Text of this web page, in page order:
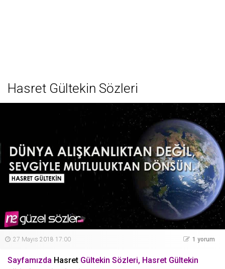
Hasret Gültekin Sözleri
27 Mayıs 2018 17:00 1 yorum
Sayfamızda Hasret Gültekin Sözleri, Hasret Gültekin